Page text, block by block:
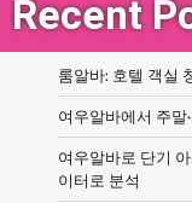
Recent
룸알바: 호텔 객실
여우알바에서 주말
여우알바로 단기
이터로 분석